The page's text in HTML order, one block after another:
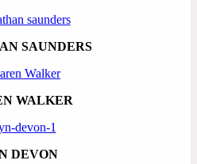
SAUNDERS
WALKER
DEVON